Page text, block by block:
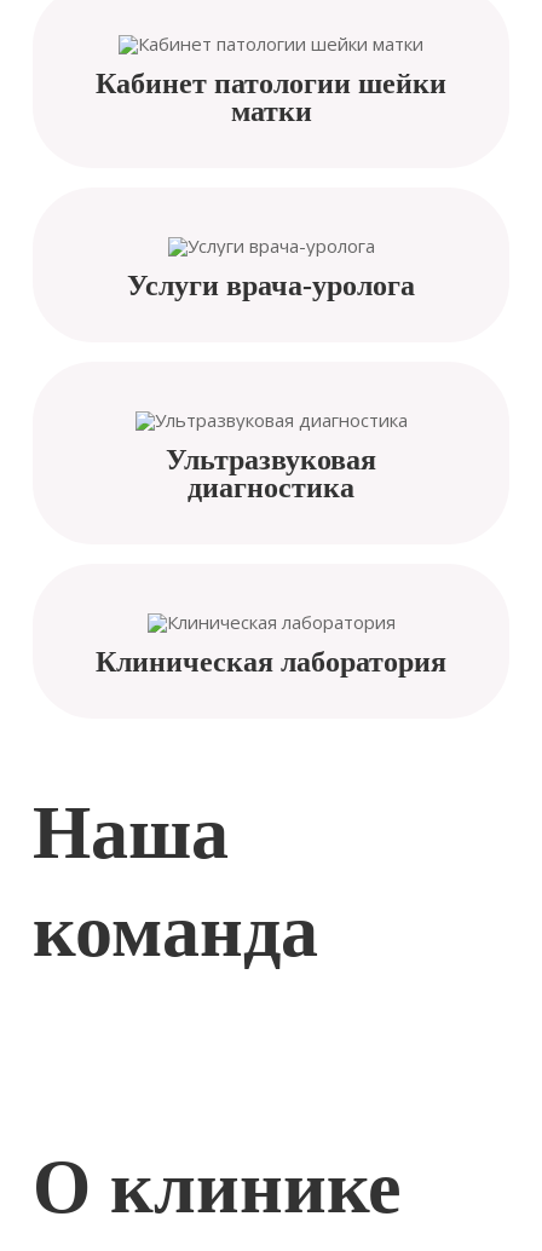
Кабинет патологии шейки
матки
Услуги врача-уролога
Ультразвуковая
диагностика
Клиническая лаборатория
Наша
команда
О клинике